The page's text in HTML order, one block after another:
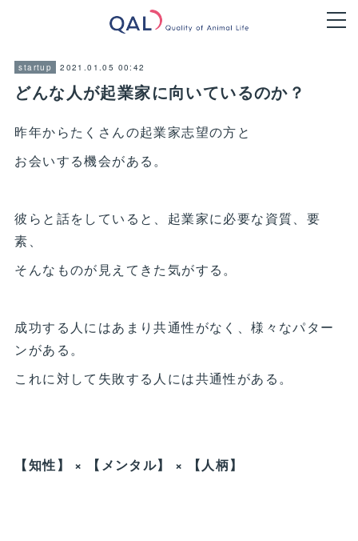
startup 2021.01.05 00:42
どんな人が起業家に向いているのか？
昨年からたくさんの起業家志望の方と
お会いする機会がある。
彼らと話をしていると、起業家に必要な資質、要
素、
そんなものが見えてきた気がする。
成功する人にはあまり共通性がなく、様々なパター
ンがある。
これに対して失敗する人には共通性がある。
【知性】 × 【メンタル】 × 【人柄】